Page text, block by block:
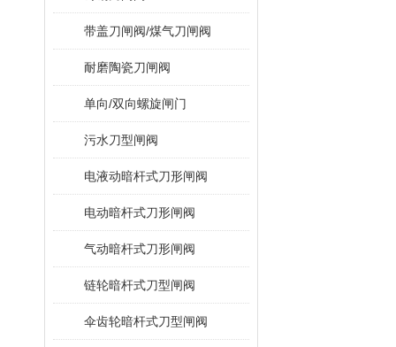
带盖刀闸阀/煤气刀闸阀
耐磨陶瓷刀闸阀
单向/双向螺旋闸门
污水刀型闸阀
电液动暗杆式刀形闸阀
电动暗杆式刀形闸阀
气动暗杆式刀形闸阀
链轮暗杆式刀型闸阀
伞齿轮暗杆式刀型闸阀